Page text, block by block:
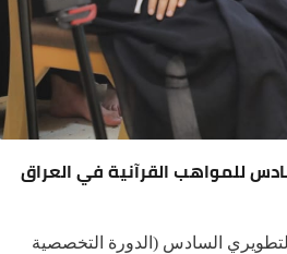
للمواهب القرآنية في العراق
التطويري السادس (الدورة التخصصية